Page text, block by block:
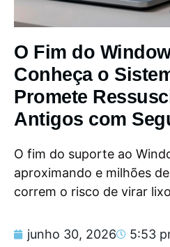
O Fim do
Conheça o
Promete
Antigos com
O fim do suporte ao
aproximando e milhões
correm o risco de virar
junho 30, 2026 5:53